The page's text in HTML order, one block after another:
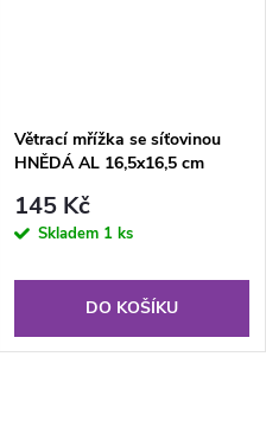
Větrací mřížka se síťovinou
HNĚDÁ AL 16,5x16,5 cm
145 Kč
Skladem 1 ks
DO KOŠÍKU